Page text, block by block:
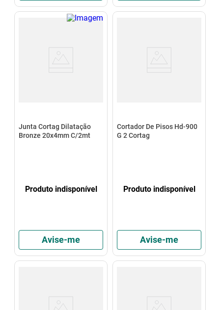
Junta Cortag Dilatação
Bronze 20x4mm C/2mt
Produto indisponível
Avise-me
Cortador De Pisos Hd-900
G 2 Cortag
Produto indisponível
Avise-me